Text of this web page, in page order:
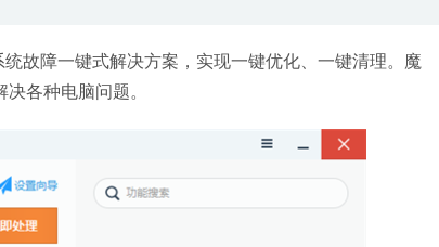
故障一键式解决方案，实现一键优化、一键清理。魔
各种电脑问题。
文汉化单文件版-GIF动画制作软件 2022-12-14
(AE2026) 中文破解版